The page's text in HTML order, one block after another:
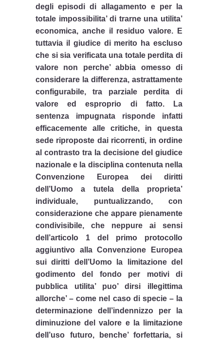
degli episodi di allagamento e per la
totale impossibilita’ di trarne una utilita’
economica, anche il residuo valore. E
tuttavia il giudice di merito ha escluso
che si sia verificata una totale perdita di
valore non perche’ abbia omesso di
considerare la differenza, astrattamente
configurabile, tra parziale perdita di
valore ed esproprio di fatto. La
sentenza impugnata risponde infatti
efficacemente alle critiche, in questa
sede riproposte dai ricorrenti, in ordine
al contrasto tra la decisione del giudice
nazionale e la disciplina contenuta nella
Convenzione Europea dei diritti
dell’Uomo a tutela della proprieta’
individuale, puntualizzando, con
considerazione che appare pienamente
condivisibile, che neppure ai sensi
dell’articolo 1 del primo protocollo
aggiuntivo alla Convenzione Europea
sui diritti dell’Uomo la limitazione del
godimento del fondo per motivi di
pubblica utilita’ puo’ dirsi illegittima
allorche’ – come nel caso di specie – la
determinazione dell’indennizzo per la
diminuzione del valore e la limitazione
dell’uso futuro, benche’ forfettaria, si